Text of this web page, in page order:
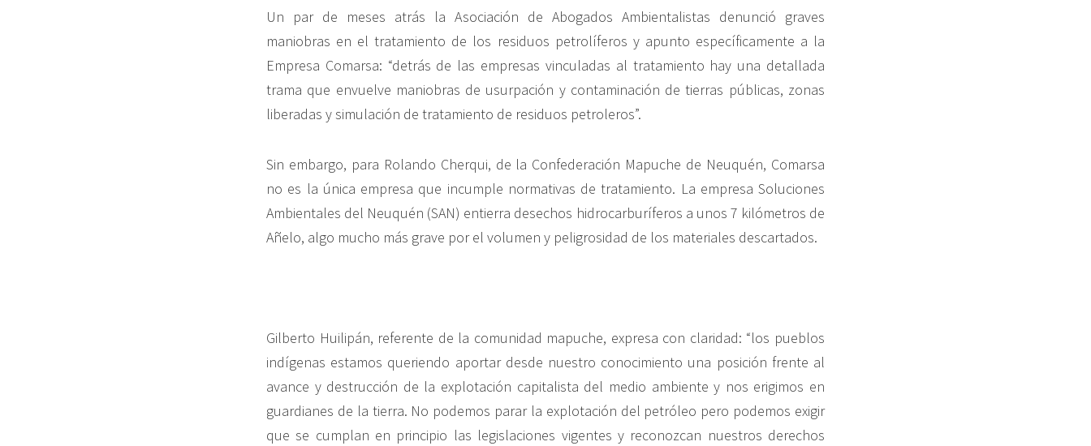
Un par de meses atrás la Asociación de Abogados Ambientalistas denunció graves
maniobras en el tratamiento de los residuos petrolíferos y apunto específicamente a la
Empresa Comarsa: “detrás de las empresas vinculadas al tratamiento hay una detallada
trama que envuelve maniobras de usurpación y contaminación de tierras públicas, zonas
liberadas y simulación de tratamiento de residuos petroleros”.
Sin embargo, para Rolando Cherqui, de la Confederación Mapuche de Neuquén, Comarsa
no es la única empresa que incumple normativas de tratamiento. La empresa Soluciones
Ambientales del Neuquén (SAN) entierra desechos hidrocarburíferos a unos 7 kilómetros de
Añelo, algo mucho más grave por el volumen y peligrosidad de los materiales descartados.
Gilberto Huilipán, referente de la comunidad mapuche, expresa con claridad: “los pueblos
indígenas estamos queriendo aportar desde nuestro conocimiento una posición frente al
avance y destrucción de la explotación capitalista del medio ambiente y nos erigimos en
guardianes de la tierra. No podemos parar la explotación del petróleo pero podemos exigir
que se cumplan en principio las legislaciones vigentes y reconozcan nuestros derechos